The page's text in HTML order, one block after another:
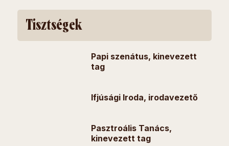
Tisztségek
Papi szenátus, kinevezett
tag
Ifjúsági Iroda, irodavezető
Pasztroális Tanács,
kinevezett tag